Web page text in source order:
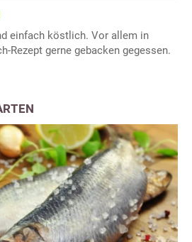
einfach köstlich. Vor allem in
Rezept gerne gebacken gegessen.